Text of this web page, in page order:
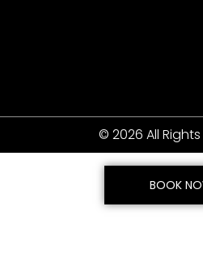
© 2026 All
BOOK